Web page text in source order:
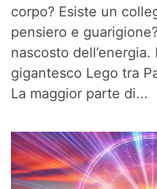
corpo? Esiste un
pensiero e
nascosto dell’energia.
gigantesco Lego tra
La maggior parte di...